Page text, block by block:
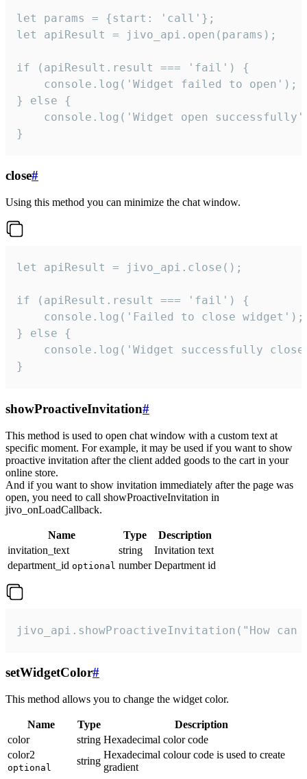
let params = {start: 'call'};
let apiResult = jivo_api.open(params);
if (apiResult.result === 'fail') {
    console.log('Widget failed to open');
} else {
console.log('Widget open
}
close#
Using this method you can minimize the chat window.
let apiResult = jivo_api.close();
if (apiResult.result === 'fail') {
    console.log('Failed to close widget');
} else {
console.log('Widget successfully
}
showProactiveInvitation#
This method is used to open chat window with a custom text at
specific moment. For example, it may be used if you want to show
proactive invitation after the client added goods to the cart in your
online store.
And if you want to show invitation immediately after the page was
open, you need to call showProactiveInvitation in
jivo_onLoadCallback.
Name Type
Description
invitation_text
string
Invitation text
department_id optional number Department id
jivo_api.showProactiveInvitation("How
setWidgetColor#
This method allows you to change the widget color.
Name Type
Description
color
string Hexadecimal color code
color2
optional
string
Hexadecimal colour code is used to create
gradient